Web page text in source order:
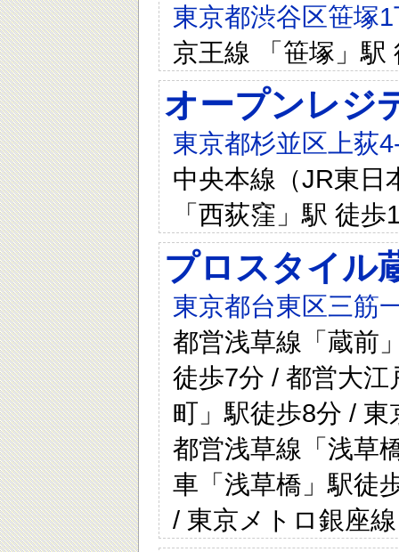
東京都渋谷区笹塚
京王線 「笹塚」駅
オープンレジ
東京都杉並区上荻
中央本線（JR東日
「西荻窪」駅 徒歩
プロスタイル
東京都台東区三筋
都営浅草線「蔵前
徒歩7分 / 都営大
町」駅徒歩8分 /
都営浅草線「浅草
車「浅草橋」駅徒
/ 東京メトロ銀座